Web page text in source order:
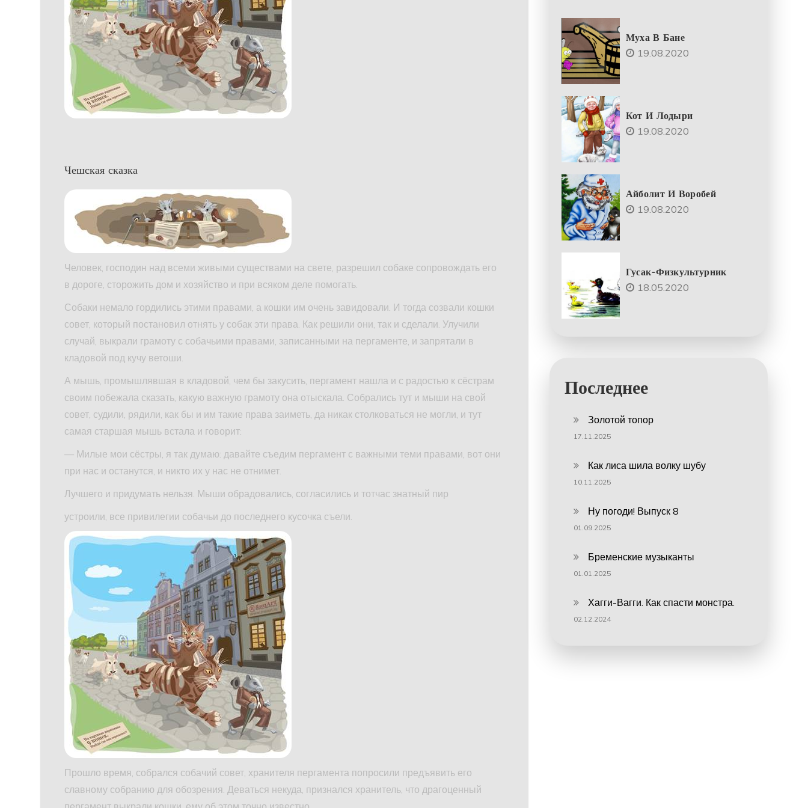
Чешская сказка
Человек, господин над всеми живыми существами на свете, разрешил собаке сопровождать его
в дороге, сторожить дом и хозяйство и при всяком деле помогать.
Собаки немало гордились этими правами, а кошки им очень завидовали. И тогда созвали кошки
совет, который постановил отнять у собак эти права. Как решили они, так и сделали. Улучили
случай, выкрали грамоту с собачьими правами, записанными на пергаменте, и запрятали в
кладовой под кучу ветоши.
А мышь, промышлявшая в кладовой, чем бы закусить, пергамент нашла и с радостью к сёстрам
своим побежала сказать, какую важную грамоту она отыскала. Собрались тут и мыши на свой
совет, судили, рядили, как бы и им такие права заиметь, да никак столковаться не могли, и тут
самая старшая мышь встала и говорит:
— Милые мои сёстры, я так думаю: давайте съедим пергамент с важными теми правами, вот они
при нас и останутся, и никто их у нас не отнимет.
Лучшего и придумать нельзя. Мыши обрадовались, согласились и тотчас знатный пир
устроили, все привилегии собачьи до последнего кусочка съели.
Прошло время, собрался собачий совет, хранителя пергамента попросили предъявить его
славному собранию для обозрения. Деваться некуда, признался хранитель, что драгоценный
Муха В Бане
19.08.2020
Кот И Лодыри
19.08.2020
Айболит И Воробей
19.08.2020
Гусак-Физкультурник
18.05.2020
Последнее
Золотой топор
17.11.2025
Как лиса шила волку шубу
10.11.2025
Ну погоди! Выпуск 8
01.09.2025
Бременские музыканты
01.01.2025
Хагги-Вагги. Как спасти монстра.
02.12.2024